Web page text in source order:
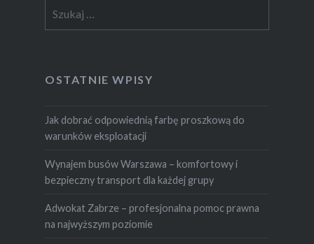
OSTATNIE WPISY
Jak dobrać odpowiednią farbę proszkową do
warunków eksploatacji
Wynajem busów Warszawa – komfortowy i
bezpieczny transport dla każdej grupy
Adwokat Zabrze – profesjonalna pomoc prawna
na najwyższym poziomie